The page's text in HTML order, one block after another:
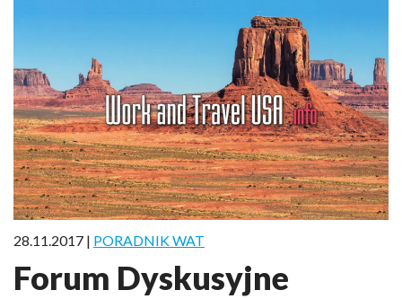
28.11.2017 | PORADNIK WAT
Forum Dyskusyjne